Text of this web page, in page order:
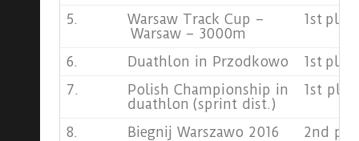
5.
Warsaw Track Cup –
Warsaw – 3000m
1st
6. Duathlon in Przodkowo
1st
7.
Polish Championship in
duathlon (sprint dist.)
1st
8. Biegnij Warszawo 2016
2nd